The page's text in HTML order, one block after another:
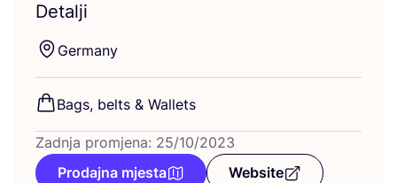
Detalji
Ger­many
Bags, bel­ts & Wallets
Zadnja promjena: 25/10/2023
Prodajna mjesta
Website